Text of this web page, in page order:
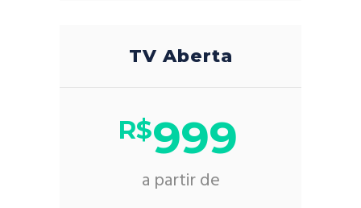
TV Aberta
R$999
a partir de